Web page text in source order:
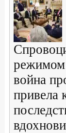
режимом
война
привела